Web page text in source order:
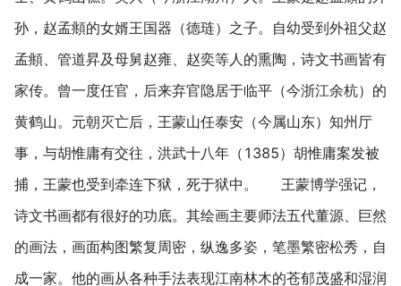
孙，赵孟頫的女婿王国器（德琏）之子。自幼受到外祖父赵
孟頫、管道昇及母舅赵雍、赵奕等人的熏陶，诗文书画皆有
家传。曾一度任官，后来弃官隐居于临平（今浙江余杭）的
黄鹤山。元朝灭亡后，王蒙山任泰安（今属山东）知州厅
事，与胡惟庸有交往，洪武十八年（1385）胡惟庸案发被
捕，王蒙也受到牵连下狱，死于狱中。 王蒙博学强记，
诗文书画都有很好的功底。其绘画主要师法五代董源、巨然
的画法，画面构图繁复周密，纵逸多姿，笔墨繁密松秀，自
成一家。他的画从各种手法表现江南林木的苍郁茂盛和湿润